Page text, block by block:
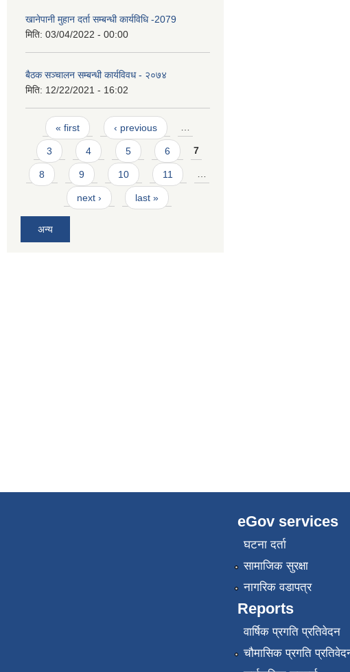
खानेपानी मुहान दर्ता सम्बन्धी कार्यविधि -2079
मिति: 03/04/2022 - 00:00
बैठक सञ्चालन सम्बन्धी कार्यविवध - २०७४
मिति: 12/22/2021 - 16:02
Pages
« first ‹ previous …
3 4 5 6 7
8 9 10 11 …
next › last »
अन्य
eGov services
घटना दर्ता
सामाजिक सुरक्षा
नागरिक वडापत्र
Reports
वार्षिक प्रगति प्रतिवेदन
चौमासिक प्रगति